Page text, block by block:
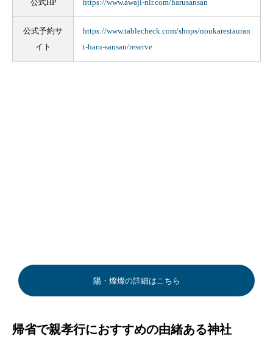
公式HP https://www.awaji-nlr.com/harusansan
公式予約サ
イト
https://www.tablecheck.com/shops/noukarestauran
t-haru-sansan/reserve
陽・燦燦の詳細はこちら
帰省で親孝行におすすめの由緒ある神社